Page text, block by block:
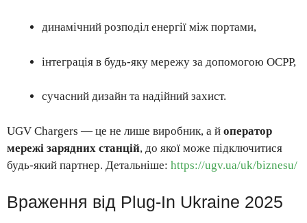
динамічний розподіл енергії між портами,
інтеграція в будь-яку мережу за допомогою OCPP,
сучасний дизайн та надійний захист.
UGV Chargers — це не лише виробник, а й оператор
мережі зарядних станцій, до якої може підключитися
будь-який партнер. Детальніше: https://ugv.ua/uk/biznesu/
Враження від Plug-In Ukraine 2025